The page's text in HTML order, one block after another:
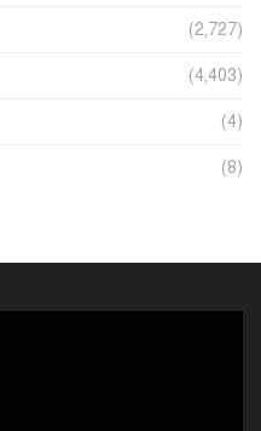
(2,727)
(4,403)
(4)
(8)